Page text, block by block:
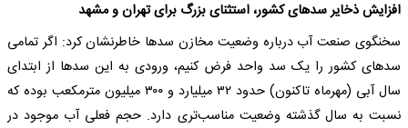
افزایش ذخایر سدهای کشور، استثنای بزرگ برای تهران و مشهد
سخنگوی صنعت آب درباره وضعیت مخازن سدها خاطرنشان کرد: اگر تمامی
سدهای کشور را یک سد واحد فرض کنیم، ورودی به این سدها از ابتدای
سال آبی (مهرماه تاکنون) حدود ۳۲ میلیارد و ۳۰۰ میلیون مترمکعب بوده که
نسبت به سال گذشته وضعیت مناسب‌تری دارد. حجم فعلی آب موجود در